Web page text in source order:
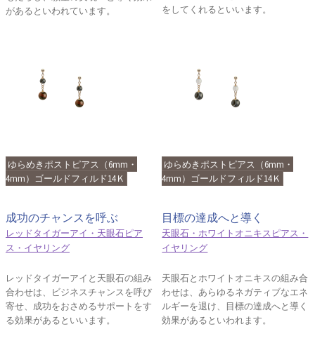
があるといわれています。
をしてくれるといいます。
ゆらめきポストピアス（6mm・
4mm）ゴールドフィルド14Ｋ
成功のチャンスを呼ぶ
レッドタイガーアイ・天眼石ピア
ス・イヤリング
レッドタイガーアイと天眼石の組み
合わせは、ビジネスチャンスを呼び
寄せ、成功をおさめるサポートをす
る効果があるといいます。
ゆらめきポストピアス（6mm・
4mm）ゴールドフィルド14Ｋ
目標の達成へと導く
天眼石・ホワイトオニキスピアス・
イヤリング
天眼石とホワイトオニキスの組み合
わせは、あらゆるネガティブなエネ
ルギーを退け、目標の達成へと導く
効果があるといわれます。